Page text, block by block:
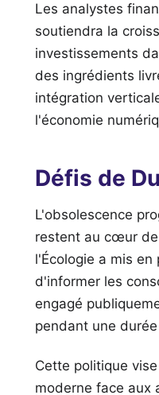
Les analystes
soutiendra la
investissements
des ingrédients
intégration
l'économie
Défis de
L'obsolescence
restent au cœur
l'Écologie a mis
d'informer les
engagé
pendant une
Cette politique
moderne face aux